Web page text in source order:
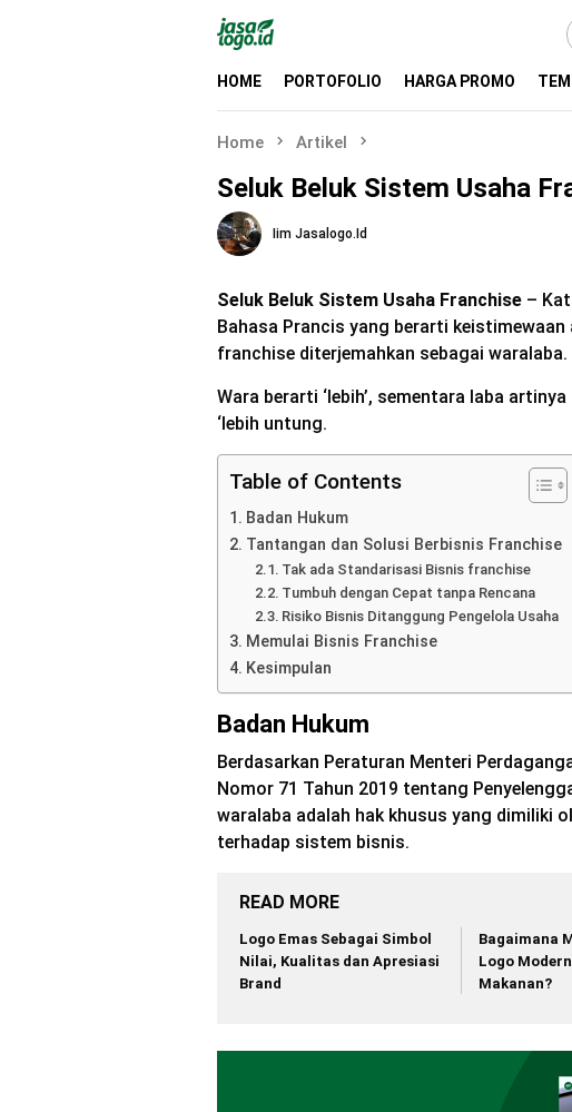
HOME PORTOFOLIO HARGA PROMO
Home Artikel
Seluk Beluk Sistem Usaha
Iim Jasalogo.id
Seluk Beluk Sistem Usaha Franchise –
Bahasa Prancis yang berarti
franchise diterjemahkan sebagai waralaba.
Wara berarti ‘lebih’, sementara laba
‘lebih untung.
Table of Contents
Badan Hukum
Tantangan dan Solusi Berbisnis Franchise
Tak ada Standarisasi Bisnis franchise
Tumbuh dengan Cepat tanpa Rencana
Risiko Bisnis Ditanggung Pengelola Usaha
Memulai Bisnis Franchise
Kesimpulan
Badan Hukum
Berdasarkan Peraturan Menteri
Nomor 71 Tahun 2019 tentang
waralaba adalah hak khusus yang dimiliki
terhadap sistem bisnis.
READ MORE
Logo Emas Sebagai Simbol
Nilai, Kualitas dan Apresiasi
Brand
Bagaimana
Logo
Makanan?